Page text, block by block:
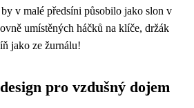
v malé předsíni působilo jako slon v
umístěných háčků na klíče, držák
jako ze žurnálu!
pro vzdušný dojem